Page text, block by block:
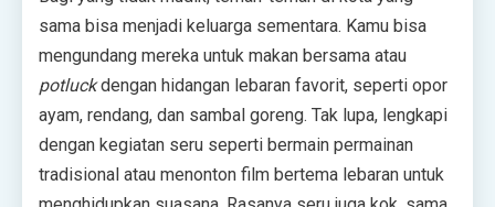
sama bisa menjadi keluarga sementara. Kamu bisa
mengundang mereka untuk makan bersama atau
potluckdengan hidangan lebaran favorit, seperti opor
ayam, rendang, dan sambal goreng. Tak lupa, lengkapi
dengan kegiatan seru seperti bermain permainan
tradisional atau menonton film bertema lebaran untuk